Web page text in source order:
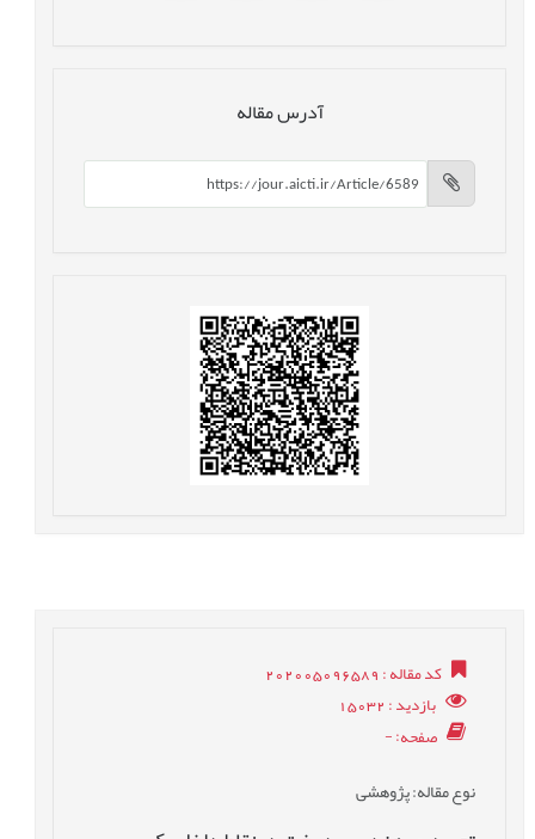
آدرس مقاله
کد مقاله: 202005096589
بازدید: 15032
صفحه: -
نوع مقاله: پژوهشی